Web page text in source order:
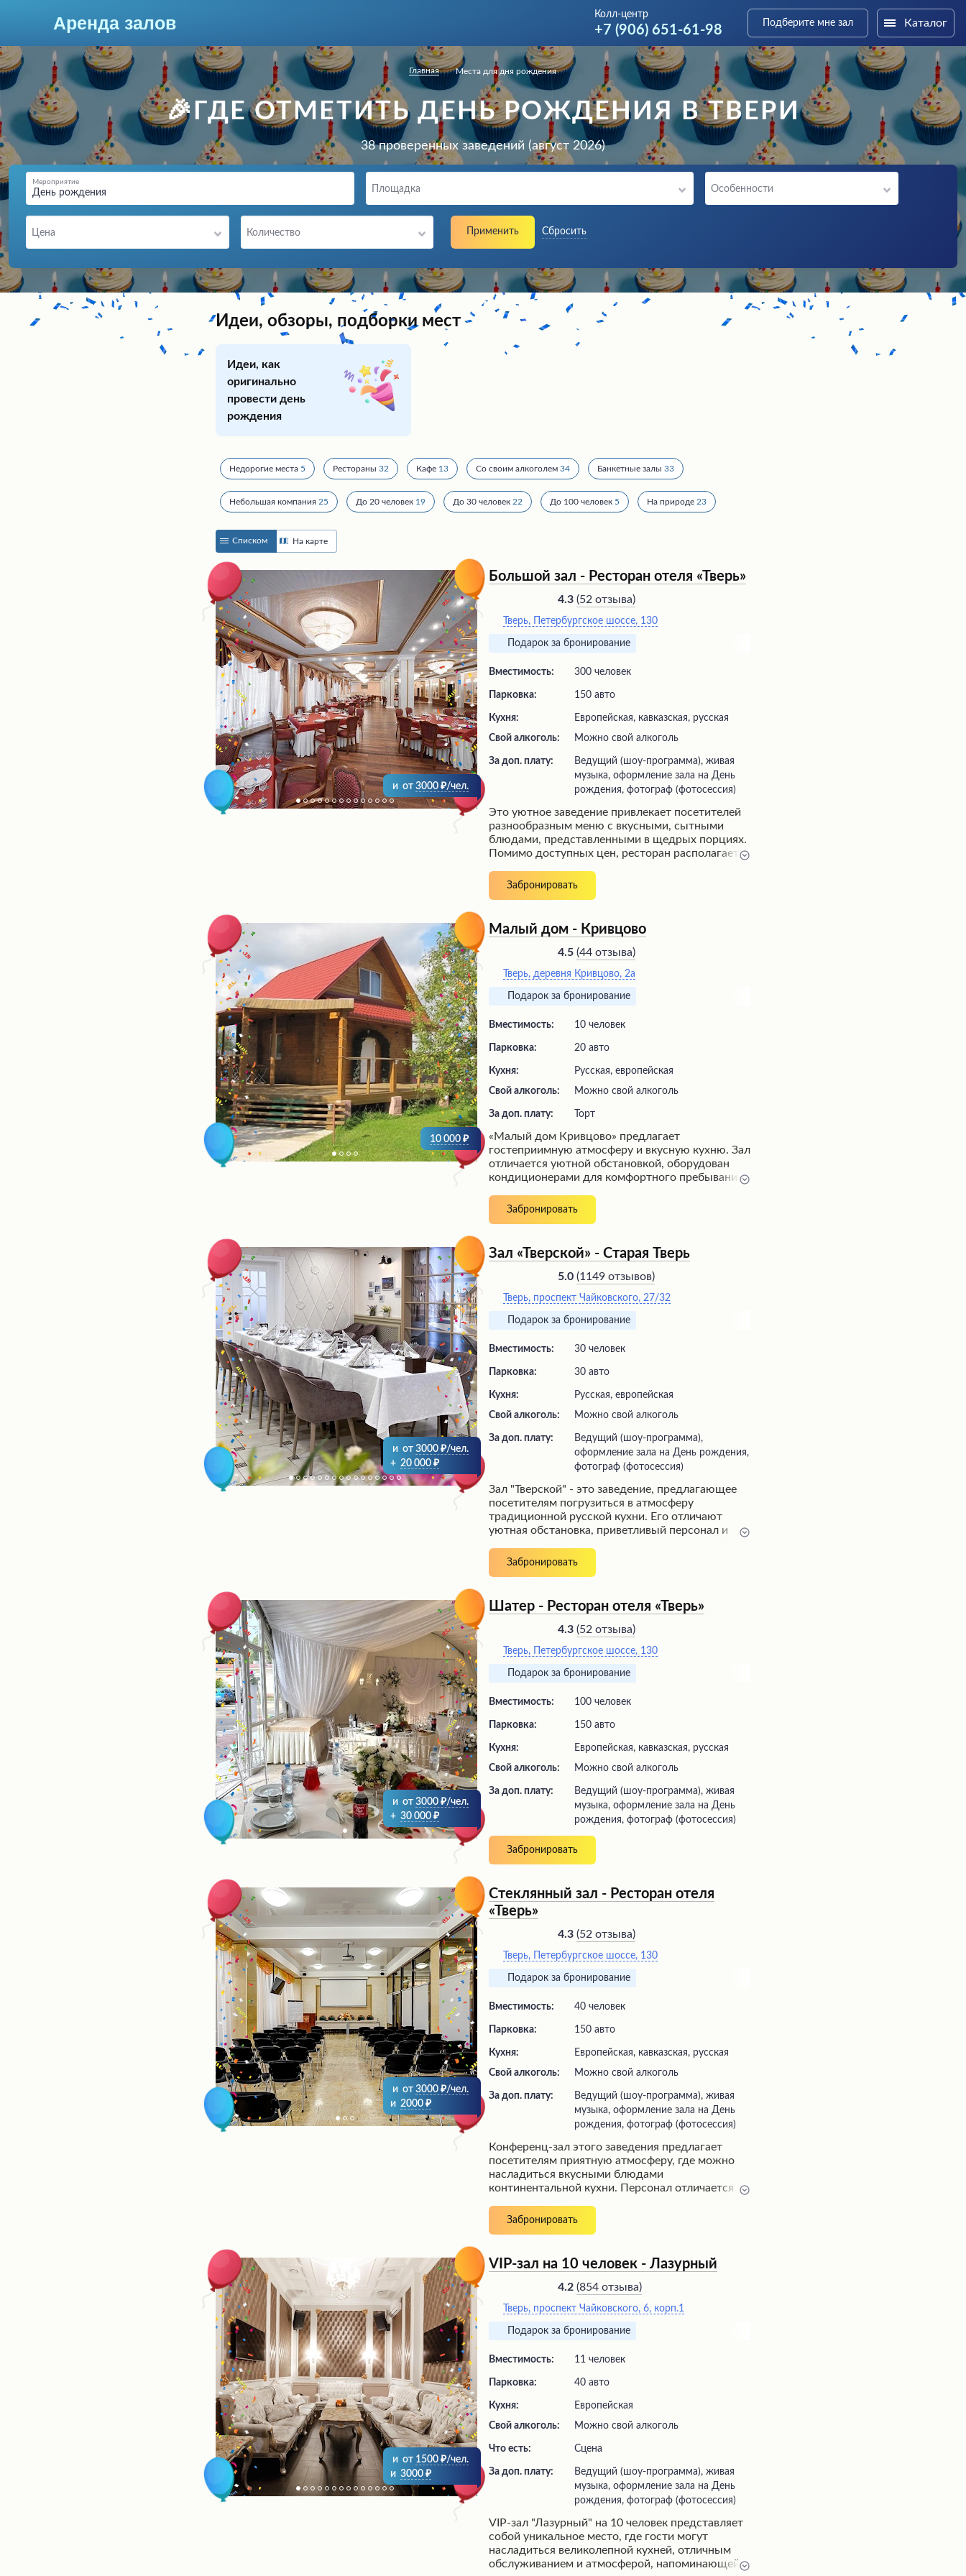
Аренда залов
Тверь
+7 (906) 651-61-98
Подберите мне зал
Колл-центр
+7 (906) 651-61-98 Подберите мне зал Каталог
Главная Места для дня рождения
🎉ГДЕ ОТМЕТИТЬ ДЕНЬ РОЖДЕНИЯ В ТВЕРИ
38 проверенных заведений (август 2026)
День рождения
Мероприятие
Площадка Особенности
Цена Количество Применить Сбросить
Идеи, обзоры, подборки мест
Идеи, как
оригинально
провести день
рождения
Недорогие места 5 Рестораны 32 Кафе 13 Со своим алкоголем 34 Банкетные залы 33
Небольшая компания 25 До 20 человек 19 До 30 человек 22 До 100 человек 5 На природе 23
Списком На карте
и от 3000 /чел.
Большой зал - Ресторан отеля «Тверь»
4.3 (52 отзыва)
Тверь, Петербургское шоссе, 130
Подарок за бронирование
Вместимость: 300 человек
Парковка: 150 авто
Кухня:
Европейская, кавказская, русская
Свой алкоголь:
Можно свой алкоголь
За доп. плату:
ведущий (шоу-программа), живая
музыка, оформление зала на День
рождения, фотограф (фотосессия)
Это уютное заведение привлекает посетителей
разнообразным меню с вкусными, сытными
блюдами, представленными в щедрых порциях.
Помимо доступных цен, ресторан располагает к
можно насладиться прекрасным видом из окна.
Единственным небольшим неудобством может
дороги, чтобы добраться до этого
гостеприимного места.
Забронировать
10 000
Малый дом - Кривцово
4.5 (44 отзыва)
Тверь, деревня Кривцово, 2а
Подарок за бронирование
Вместимость: 10 человек
Парковка: 20 авто
Кухня:
Русская, европейская
Свой алкоголь:
Можно свой алкоголь
За доп. плату: торт
«Малый дом Кривцово» предлагает
гостеприимную атмосферу и вкусную кухню. Зал
отличается уютной обстановкой, оборудован
кондиционерами для комфортного пребывания.
блюд, особенно салаты, мясные блюда и
рулеты. Внимательный персонал способствует
подходит для проведения торжеств с
количеством гостей около 40-50 человек,
например, свадебных мероприятий.
Декоративное оформление залов вызывает
восхищение и запоминается красивыми
фотозонами.
Забронировать
и от 3000
/чел.
+ 20 000
Зал «Тверской» - Старая Тверь
5.0 (1149 отзывов)
Тверь, проспект Чайковского, 27/32
Подарок за бронирование
Вместимость: 30 человек
Парковка: 30 авто
Кухня:
Русская, европейская
Свой алкоголь:
Можно свой алкоголь
За доп. плату:
ведущий (шоу-программа),
оформление зала на День рождения,
фотограф (фотосессия)
Зал "Тверской" - это заведение, предлагающее
посетителям погрузиться в атмосферу
традиционной русской кухни. Его отличают
уютная обстановка, приветливый персонал и
разнообразием блюд, приготовленных из
высококачественных продуктов, а интимная
романтического ужина, так и для проведения
особенного события. Посетители высоко
оценивают вкусные и сытные блюда,
рекомендуя это место любителям русской
кухни.
Забронировать
и от 3000
/чел.
+ 30 000
Шатер - Ресторан отеля «Тверь»
4.3 (52 отзыва)
Тверь, Петербургское шоссе, 130
Подарок за бронирование
Вместимость: 100 человек
Парковка: 150 авто
Кухня:
Европейская, кавказская, русская
Свой алкоголь:
Можно свой алкоголь
За доп. плату:
ведущий (шоу-программа), живая
музыка, оформление зала на День
рождения, фотограф (фотосессия)
Забронировать
и от 3000
/чел.
и 2000
Стеклянный зал - Ресторан отеля
«Тверь»
4.3 (52 отзыва)
Тверь, Петербургское шоссе, 130
Подарок за бронирование
Вместимость: 40 человек
Парковка: 150 авто
Кухня:
Европейская, кавказская, русская
Свой алкоголь:
Можно свой алкоголь
За доп. плату:
ведущий (шоу-программа), живая
музыка, оформление зала на День
рождения, фотограф (фотосессия)
Конференц-зал этого заведения предлагает
посетителям приятную атмосферу, где можно
насладиться вкусными блюдами
континентальной кухни. Персонал отличается
Завтрак, включенный в стоимость номера,
позволяет начать день с классических угощений.
блюд для ужина. Хотя некоторые гости
отмечают отсутствие свежевыжатых соков и
возможности регулировать крепость кофе на
завтрак, в целом это место рекомендуется для
приятного времяпрепровождения.
Забронировать
и от 1500
/чел.
и 3000
VIP-зал на 10 человек - Лазурный
4.2 (854 отзыва)
Тверь, проспект Чайковского, 6, корп.1
Подарок за бронирование
Вместимость: 11 человек
Парковка: 40 авто
Кухня:
Европейская
Свой алкоголь:
Можно свой алкоголь
Что есть: сцена
За доп. плату:
ведущий (шоу-программа), живая
музыка, оформление зала на День
рождения, фотограф (фотосессия)
VIP-зал "Лазурный" на 10 человек представляет
собой уникальное место, где гости могут
насладиться великолепной кухней, отличным
обслуживанием и атмосферой, напоминающей о